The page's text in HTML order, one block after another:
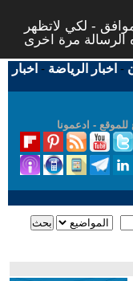
- لكي لاتظهر
- اخبار الرياضة - اخبار
للموقع - ادعمونا